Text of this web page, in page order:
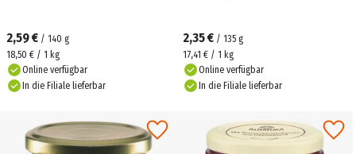
2,59 € / 140 g
18,50 € / 1 kg
Online verfügbar
In die Filiale lieferbar
2,35 € / 135 g
17,41 € / 1 kg
Online verfügbar
In die Filiale lieferbar